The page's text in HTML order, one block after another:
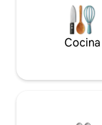
o minivan. Baño
dormitorio.
servicios
el pack n play.Cocina